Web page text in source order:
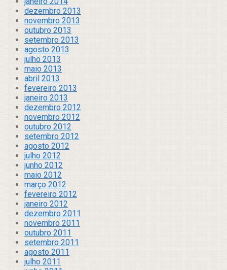
dezembro 2013
novembro 2013
outubro 2013
setembro 2013
agosto 2013
julho 2013
maio 2013
abril 2013
fevereiro 2013
janeiro 2013
dezembro 2012
novembro 2012
outubro 2012
setembro 2012
agosto 2012
julho 2012
junho 2012
maio 2012
março 2012
fevereiro 2012
janeiro 2012
dezembro 2011
novembro 2011
outubro 2011
setembro 2011
agosto 2011
julho 2011